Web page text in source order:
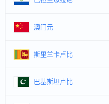
澳门元
斯里兰卡卢比
巴基斯坦卢比